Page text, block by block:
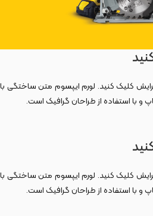
کلیک کنید. لورم ایپسوم متن ساختگی با
با استفاده از طراحان گرافیک است.
کلیک کنید. لورم ایپسوم متن ساختگی با
با استفاده از طراحان گرافیک است.